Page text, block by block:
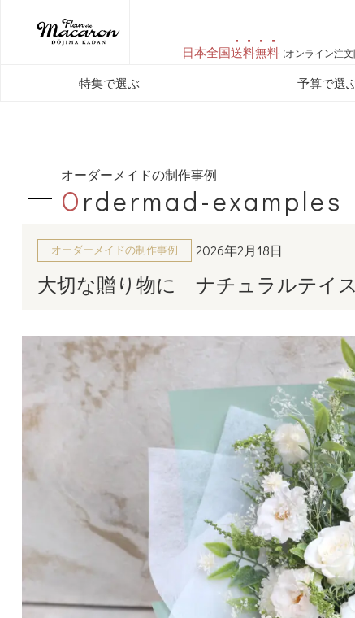
日本全国送料無料 (オンライン注文
特集で選ぶ 予算で選
オーダーメイドの制作事例
Ordermad-examples
オーダーメイドの制作事例 2026年2月18日
大切な贈り物に ナチュラルテイ